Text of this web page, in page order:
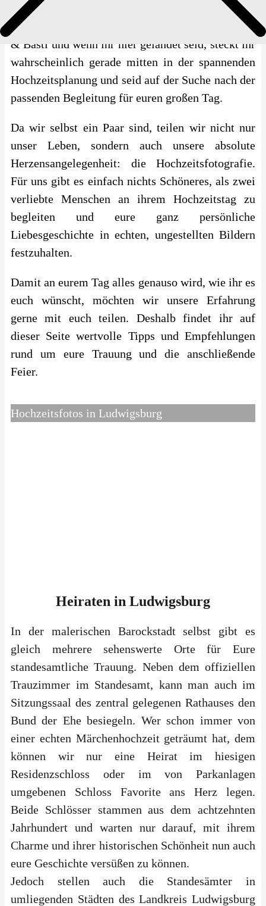
Ihr wünscht euch echte und ungestellte
Hochzeitsfotos in Ludwigsburg?
> Wir sind Lara
& Basti und wenn ihr hier gelandet seid, steckt ihr
wahrscheinlich gerade mitten in der spannenden
Hochzeitsplanung und seid auf der Suche nach der
passenden Begleitung für euren großen Tag.
Da wir selbst ein Paar sind, teilen wir nicht nur
unser Leben, sondern auch unsere absolute
Herzensangelegenheit: die Hochzeitsfotografie.
Für uns gibt es einfach nichts Schöneres, als zwei
verliebte Menschen an ihrem Hochzeitstag zu
begleiten und eure ganz persönliche
Liebesgeschichte in echten, ungestellten Bildern
festzuhalten.
Damit an eurem Tag alles genauso wird, wie ihr es
euch wünscht, möchten wir unsere Erfahrung
gerne mit euch teilen. Deshalb findet ihr auf
dieser Seite wertvolle Tipps und Empfehlungen
rund um eure Trauung und die anschließende
Feier.
Hochzeitsfotos in Ludwigsburg
Heiraten in Ludwigsburg
In der malerischen Barockstadt selbst gibt es
gleich mehrere sehenswerte Orte für Eure
standesamtliche Trauung. Neben dem offiziellen
Trauzimmer im Standesamt, kann man auch im
Sitzungssaal des zentral gelegenen Rathauses den
Bund der Ehe besiegeln. Wer schon immer von
einer echten Märchenhochzeit geträumt hat, dem
können wir nur eine Heirat im hiesigen
Residenzschloss oder im von Parkanlagen
umgebenen Schloss Favorite ans Herz legen.
Beide Schlösser stammen aus dem achtzehnten
Jahrhundert und warten nur darauf, mit ihrem
Charme und ihrer historischen Schönheit nun auch
eure Geschichte versüßen zu können.
Jedoch stellen auch die Standesämter in
umliegenden Städten des Landkreis Ludwigsburg